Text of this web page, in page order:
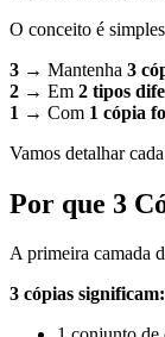
O conceito é
3 → Mantenha 3
2 → Em 2 tipos
1 → Com 1 cópia
Vamos detalhar
Por que 3
A primeira camada
3 cópias significam: